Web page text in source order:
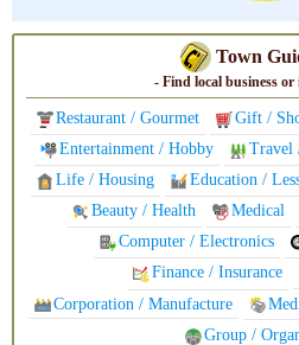
Town
- Find local business
Restaurant / Gourmet Gift /
Entertainment / Hobby
Travel
Life / Housing
Education /
Beauty / Health
Medical
Computer / Electronics
Finance / Insurance
Corporation / Manufacture
Group /